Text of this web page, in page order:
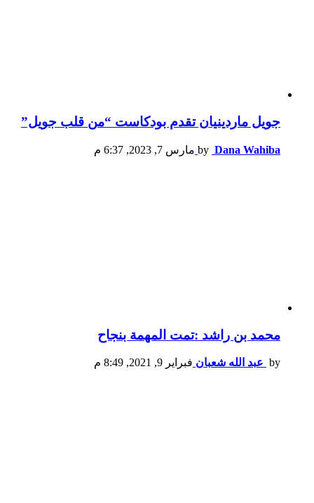
جويل ماردينيان تقدم بودكاست “من قلب جويل”
by Dana Wahiba مارس 7, 2023, 6:37 م
محمد بن راشد :تمت المهمة بنجاح
by عبد الله شعبان فبراير 9, 2021, 8:49 م